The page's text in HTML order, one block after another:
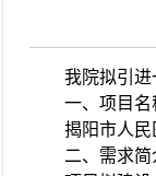
2026-07-
我院拟引
一、项目名
揭阳市人民
二、需求简